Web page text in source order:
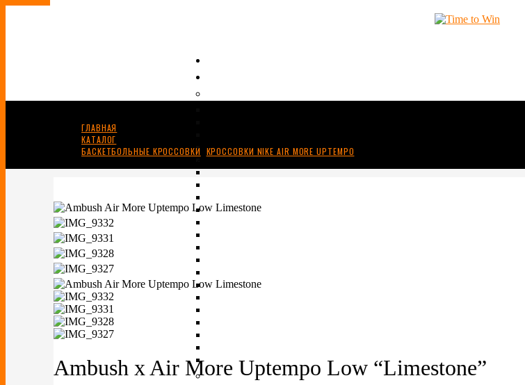
ГЛАВНАЯ
КАТАЛОГ
БАСКЕТБОЛЬНЫЕ КРОССОВКИ КРОССОВКИ NIKE AIR MORE UPTEMPO
Ambush x Air More Uptempo Low “Limestone”